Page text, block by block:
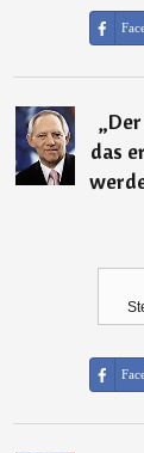
„
das